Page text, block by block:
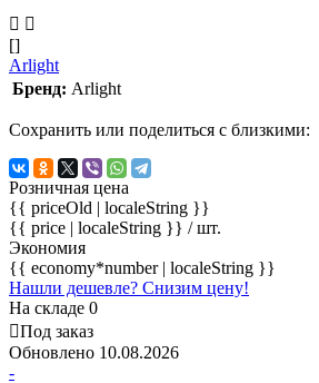
[]
Arlight
Бренд: Arlight
Сохранить или поделиться с близкими:
Розничная цена
{{ priceOld | localeString }}
{{ price | localeString }} / шт.
Экономия
{{ economy*number | localeString }}
Нашли дешевле? Снизим цену!
На складе 0
Под заказ
Обновлено 10.08.2026
-